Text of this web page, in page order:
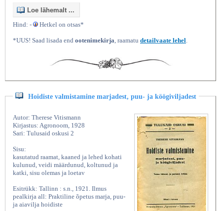
Loe lähemalt ...
Hind: -
Hetkel on otsas*
*UUS! Saad lisada end ootenimekirja, raamatu detailvaate lehel.
Hoidiste valmistamine marjadest, puu- ja köögiviljadest
Autor: Therese Vitismann
Kirjastus: Agronoom, 1928
Sari: Tulusaid oskusi 2
Sisu:
kasutatud raamat, kaaned ja lehed kohati
kulunud, veidi määrdunud, koltunud ja
katki, sisu olemas ja loetav
Esitrükk: Tallinn : s.n., 1921. Ilmus
pealkirja all: Praktiline õpetus marja, puu-
ja aiavilja hoidiste